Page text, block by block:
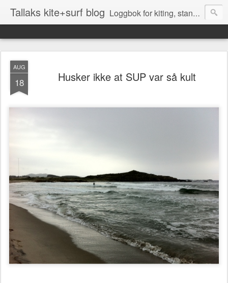
Tallaks kite+surf blog Loggbok for kiting, stand up surfing (SUP), surfing og andre aktiviteter på Sørlandet
AUG
18 Husker ikke at SUP var så kult